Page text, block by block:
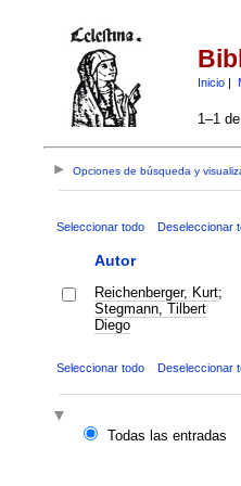
Inicio|
1–1
Opciones de búsqueda y
Seleccionar todo Deseleccionar
Autor
Reichenberger, Kurt;
Stegmann, Tilbert
Diego
Seleccionar todo Deseleccionar
Todas las entradas